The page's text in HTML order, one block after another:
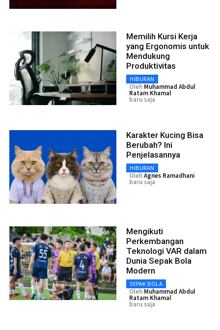
Memilih Kursi Kerja
yang Ergonomis untuk
Mendukung
Produktivitas
HIBURAN
Oleh Muhammad Abdul
Ratam Khamal
baru saja
Karakter Kucing Bisa
Berubah? Ini
Penjelasannya
HIBURAN
OlehAgnes Ramadhani
baru saja
Mengikuti
Perkembangan
Teknologi VAR dalam
Dunia Sepak Bola
Modern
SEPAK BOLA
Oleh Muhammad Abdul
Ratam Khamal
baru saja